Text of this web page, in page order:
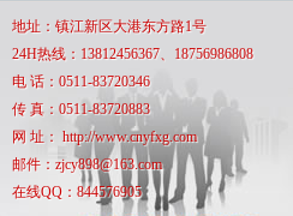
地址：镇江新区大港东方路1号
24H热线：13812456367、18756986808
电 话：0511-83720346
传 真：0511-83720883
网 址： http://www.cnyfxg.com
邮件：zjcy898@163.com
在线QQ：844576905